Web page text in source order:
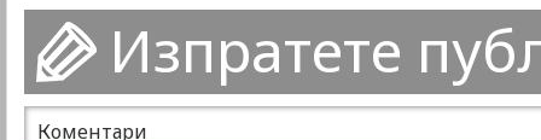
Изпратете
Коментари